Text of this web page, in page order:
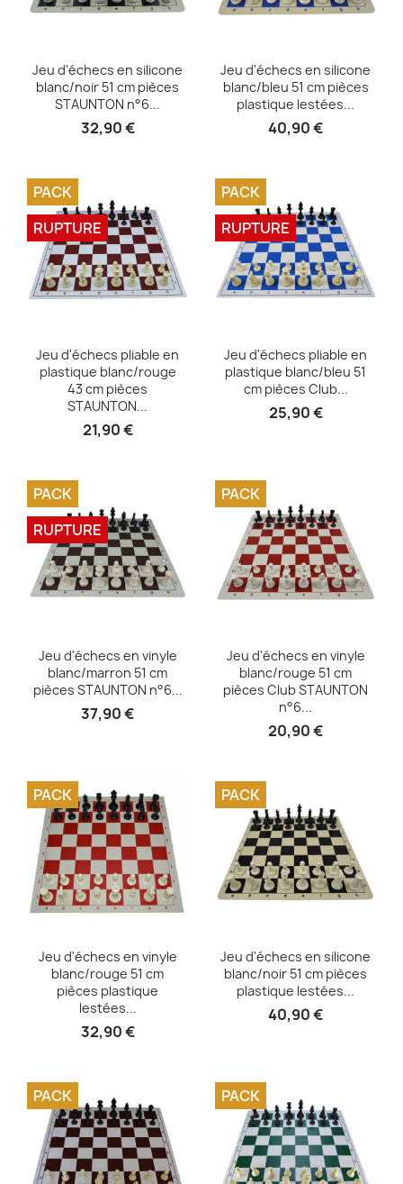
Aperçu rapide
Jeu d'échecs en silicone
blanc/noir 51 cm pièces
STAUNTON n°6...
32,90 €
Aperçu rapide
Jeu d'échecs en silicone
blanc/bleu 51 cm pièces
plastique lestées...
40,90 €
Aperçu rapide
Jeu d'échecs pliable en
plastique blanc/rouge
43 cm pièces
STAUNTON...
21,90 €
PACK
RUPTURE
Aperçu rapide
Jeu d'échecs pliable en
plastique blanc/bleu 51
cm pièces Club...
25,90 €
PACK
RUPTURE
Aperçu rapide
Jeu d'échecs en vinyle
blanc/marron 51 cm
pièces STAUNTON n°6...
37,90 €
PACK
RUPTURE
Aperçu rapide
Jeu d'échecs en vinyle
blanc/rouge 51 cm
pièces Club STAUNTON
n°6...
20,90 €
PACK
Aperçu rapide
Jeu d'échecs en vinyle
blanc/rouge 51 cm
pièces plastique
lestées...
32,90 €
PACK
Aperçu rapide
Jeu d'échecs en silicone
blanc/noir 51 cm pièces
plastique lestées...
40,90 €
PACK
PACK PACK